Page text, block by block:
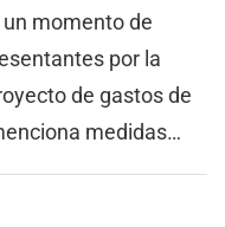
momento de
por la
de gastos de
medidas…